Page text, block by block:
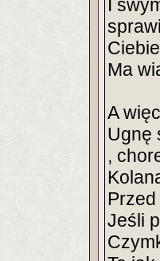
I
Ma
A
Ugnę
,
Przed
Jeśli